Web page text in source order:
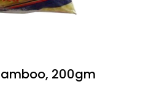
200gm